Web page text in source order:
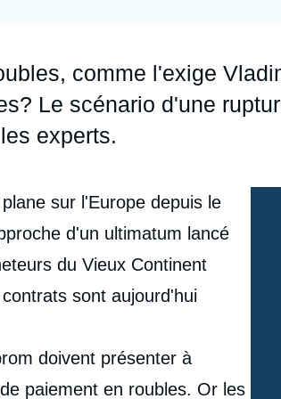
et Moyen-Orient
comme l'exige
Le scénario d'une
experts.
sur l'Europe depuis le
d'un ultimatum lancé
du Vieux Continent
sont aujourd'hui
doivent présenter à
paiement en roubles. Or les